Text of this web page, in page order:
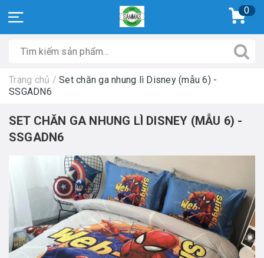
0
Trang chủ / Set chăn ga nhung lì Disney (mẫu 6) -
SSGADN6
SET CHĂN GA NHUNG LÌ DISNEY (MẪU 6) -
SSGADN6